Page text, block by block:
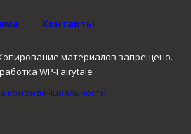
Контакты
материалов запрещено.
WP-Fairytale
конфиденциальности